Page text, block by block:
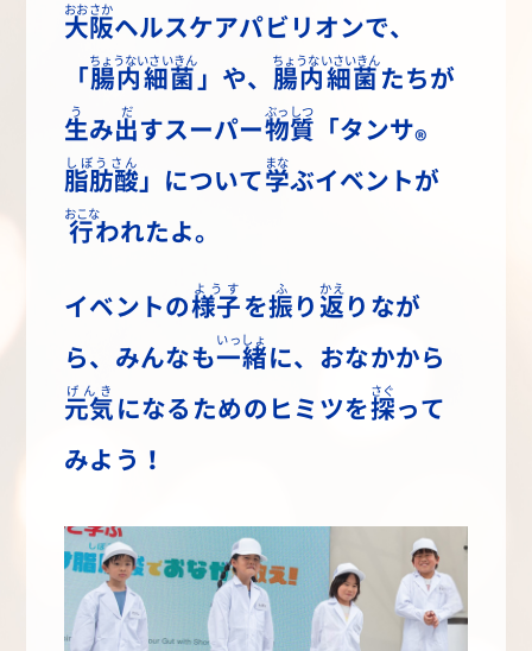
大阪
おおさか
ヘルスケアパビリオンで、
「腸内細菌
ちょうないさいきん
」や、 腸内細菌
ちょうないさいきん
たちが
生
う
み出
だ
すスーパー物質
ぶっしつ
「タンサ®
脂肪酸
しぼうさん
」について 学
まな
ぶイベントが
行
おこな
われたよ。
イベントの様子
ようす
を振
ふ
り 返
かえ
りなが
ら、みんなも一緒
いっしょ
に、おなかから
元気
げんき
になるためのヒミツを探
さぐ
って
みよう！